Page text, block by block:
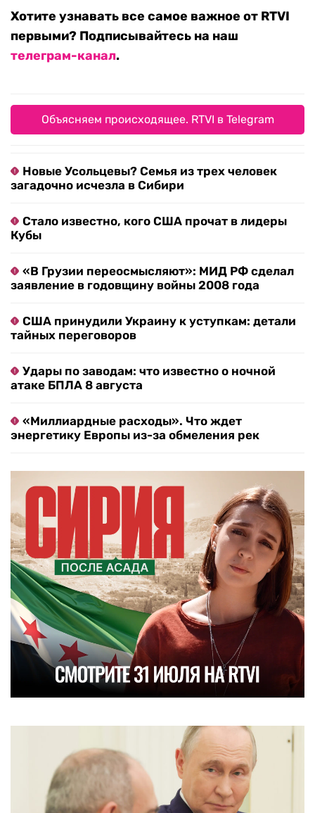
Хотите узнавать все самое важное от RTVI
первыми? Подписывайтесь на наш
телеграм-канал.
Объясняем происходящее. RTVI в Telegram
Новые Усольцевы? Семья из трех человек
загадочно исчезла в Сибири
Стало известно, кого США прочат в лидеры
Кубы
«В Грузии переосмысляют»: МИД РФ сделал
заявление в годовщину войны 2008 года
США принудили Украину к уступкам: детали
тайных переговоров
Удары по заводам: что известно о ночной
атаке БПЛА 8 августа
«Миллиардные расходы». Что ждет
энергетику Европы из-за обмеления рек